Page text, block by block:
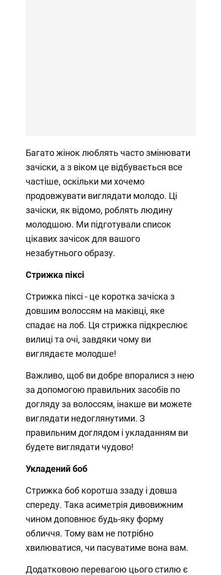
Багато жінок люблять часто змінювати
зачіски, а з віком це відбувається все
частіше, оскільки ми хочемо
продовжувати виглядати молодо. Ці
зачіски, як відомо, роблять людину
молодшою. Ми підготували список
цікавих зачісок для вашого
незабутнього образу.
Стрижка піксі
Стрижка піксі - це коротка зачіска з
довшим волоссям на маківці, яке
спадає на лоб. Ця стрижка підкреслює
вилиці та очі, завдяки чому ви
виглядаєте молодше!
Важливо, щоб ви добре впоралися з нею
за допомогою правильних засобів по
догляду за волоссям, інакше ви можете
виглядати недоглянутими. З
правильним доглядом і укладанням ви
будете виглядати чудово!
Укладений боб
Стрижка боб коротша ззаду і довша
спереду. Така асиметрія дивовижним
чином доповнює будь-яку форму
обличчя. Тому вам не потрібно
хвилюватися, чи пасуватиме вона вам.
Додатковою перевагою цього стилю є